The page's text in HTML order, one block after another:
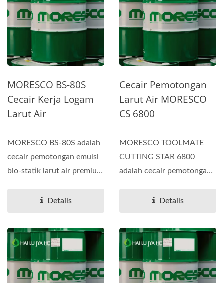
MORESCO BS-80S
Cecair Kerja Logam
Larut Air
MORESCO BS-80S adalah
cecair pemotongan emulsi
bio-statik larut air premium
dihasilkan...Details
Cecair Pemotongan
Larut Air MORESCO
CS 6800
MORESCO TOOLMATE
CUTTING STAR 6800
adalah cecair pemotongan
larut air generasi...
Details